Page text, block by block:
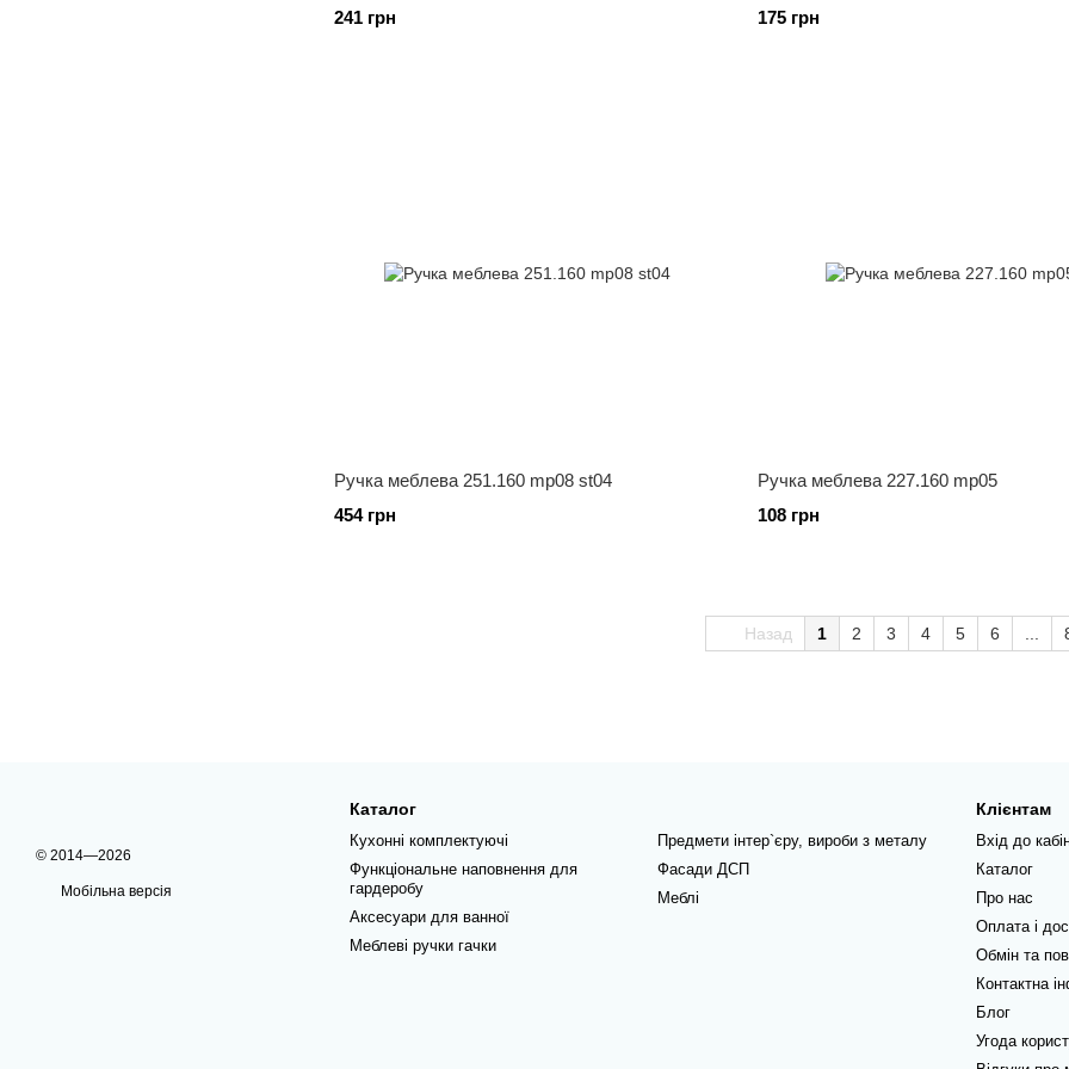
241 грн
175 грн
Ручка меблева 251.160 mp08 st04
454 грн
Ручка меблева 227.160 mp05
108 грн
Назад 1 2 3 4 5 6
© 2014—2026
Мобільна версія
Каталог
Кухонні комплектуючі
Функціональне наповнення для
гардеробу
Аксесуари для ванної
Меблеві ручки гачки
Предмети інтер`єру, вироби з металу
Фасади ДСП
Меблі
Клієнтам
Вхід до
Каталог
Про нас
Оплата і
Обмін та
Контактна
Блог
Угода